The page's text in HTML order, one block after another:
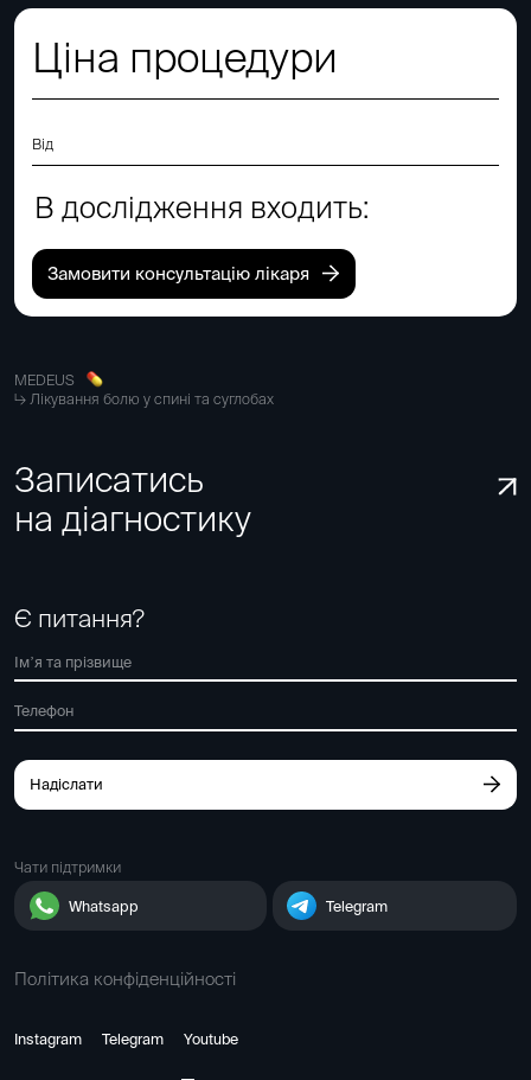
Ціна процедури
Від
В дослідження входить:
Замовити консультацію лікаря
MEDEUS
Лікування болю у спині та суглобах
Записатись
на діагностику
Є питання?
Надіслати
Чати підтримки
Whatsapp Telegram
Політика конфіденційності
Instagram Telegram Youtube